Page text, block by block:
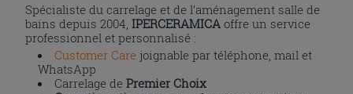
Spécialiste du carrelage et de l’aménagement salle de
bains depuis 2004,IPERCERAMICA offre un service
professionnel et personnalisé :
Customer Care joignable par téléphone, mail et
WhatsApp
Carrelage dePremier Choix